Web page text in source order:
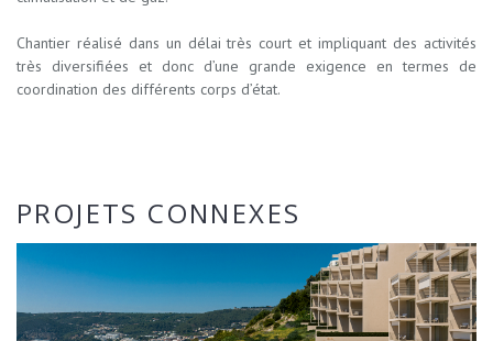
Chantier réalisé dans un délai très court et impliquant des activités
très diversifiées et donc d’une grande exigence en termes de
coordination des différents corps d’état.
PROJETS CONNEXES